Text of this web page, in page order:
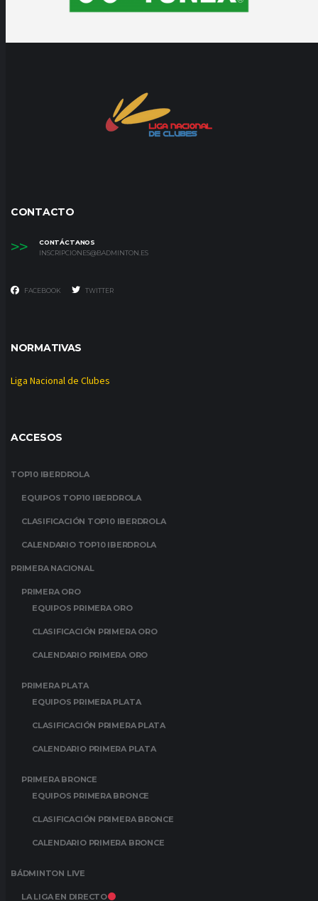
CONTACTO
>>
CONTÁCTANOS
INSCRIPCIONES@BADMINTON.ES
FACEBOOK TWITTER
NORMATIVAS
Liga Nacional de Clubes
ACCESOS
TOP10 IBERDROLA
EQUIPOS TOP10 IBERDROLA
CLASIFICACIÓN TOP10 IBERDROLA
CALENDARIO TOP10 IBERDROLA
PRIMERA NACIONAL
PRIMERA ORO
EQUIPOS PRIMERA ORO
CLASIFICACIÓN PRIMERA ORO
CALENDARIO PRIMERA ORO
PRIMERA PLATA
EQUIPOS PRIMERA PLATA
CLASIFICACIÓN PRIMERA PLATA
CALENDARIO PRIMERA PLATA
PRIMERA BRONCE
EQUIPOS PRIMERA BRONCE
CLASIFICACIÓN PRIMERA BRONCE
CALENDARIO PRIMERA BRONCE
BÁDMINTON LIVE
LA LIGA EN DIRECTO